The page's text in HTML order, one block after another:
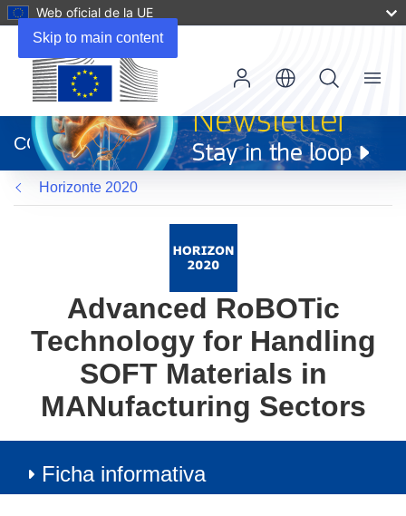
Skip to main content
Web oficial de la UE
abrirá
en
una
nueva
ventana)
CORDIS
Menu
Horizonte 2020
Advanced RoBOTic
Technology for Handling
SOFT Materials in
MANufacturing Sectors
Ficha informativa